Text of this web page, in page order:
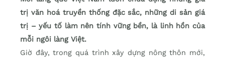
trị văn hoá truyền thống đặc sắc, những di sản giá
trị – yếu tố làm nên tính vững bền, là linh hồn của
mỗi ngôi làng Việt.
Giờ đây, trong quá trình xây dựng nông thôn mới,